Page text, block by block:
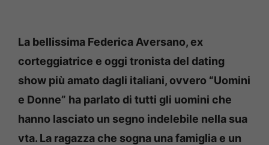
La bellissima Federica Aversano, ex
corteggiatrice e oggi tronista del dating
show più amato dagli italiani, ovvero “Uomini
e Donne” ha parlato di tutti gli uomini che
hanno lasciato un segno indelebile nella sua
vta. La ragazza che sogna una famiglia e un